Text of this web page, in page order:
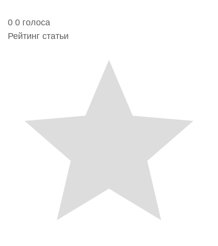
0 0 голоса
Рейтинг статьи